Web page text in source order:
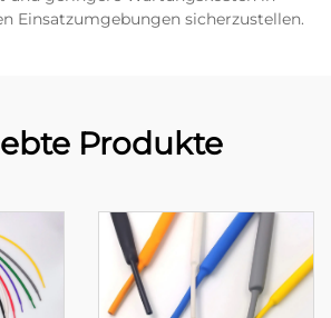
Einsatzumgebungen sicherzustellen.
Produkte